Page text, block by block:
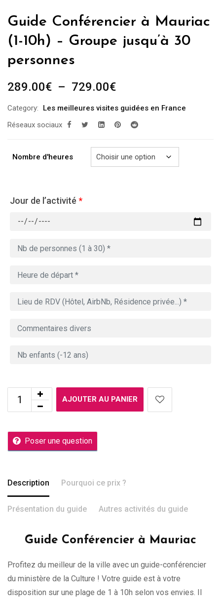
Guide Conférencier à Mauriac
(1-10h) – Groupe jusqu’à 30
personnes
289.00€ – 729.00€Plage
prix :
289.00€
729.00€
Category:
Les meilleures visites guidées en France
Réseaux sociaux
Nombre d'heures
Jour de l’activité *
AJOUTER AU PANIER
Poser une question
Description Pourquoi ce prix ?
Présentation du guide Autres activités du guide
Guide Conférencier à Mauriac
Profitez du meilleur de la ville avec un guide-conférencier
du ministère de la Culture ! Votre guide est à votre
disposition sur une plage de 1 à 10h selon vos envies. Il